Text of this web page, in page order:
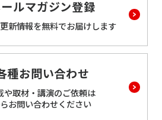
ルマガジン登録
新情報を無料でお届けします
種お問い合わせ
や取材・講演のご依頼は
お問い合わせください